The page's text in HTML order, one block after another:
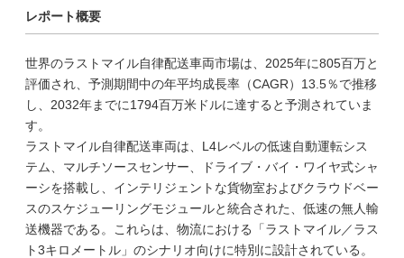
レポート概要
世界のラストマイル自律配送車両市場は、2025年に805百万と
評価され、予測期間中の年平均成長率（CAGR）13.5％で推移
し、2032年までに1794百万米ドルに達すると予測されていま
す。
ラストマイル自律配送車両は、L4レベルの低速自動運転シス
テム、マルチソースセンサー、ドライブ・バイ・ワイヤ式シャ
ーシを搭載し、インテリジェントな貨物室およびクラウドベー
スのスケジューリングモジュールと統合された、低速の無人輸
送機器である。これらは、物流における「ラストマイル／ラス
ト3キロメートル」のシナリオ向けに特別に設計されている。